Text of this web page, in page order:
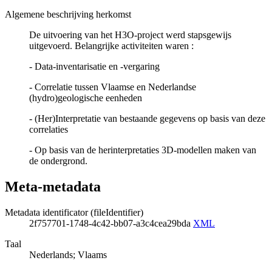
Algemene beschrijving herkomst
De uitvoering van het H3O-project werd stapsgewijs
uitgevoerd. Belangrijke activiteiten waren :
- Data-inventarisatie en -vergaring
- Correlatie tussen Vlaamse en Nederlandse
(hydro)geologische eenheden
- (Her)Interpretatie van bestaande gegevens op basis van deze
correlaties
- Op basis van de herinterpretaties 3D-modellen maken van
de ondergrond.
Meta-metadata
Metadata identificator (fileIdentifier)
2f757701-1748-4c42-bb07-a3c4cea29bda XML
Taal
Nederlands; Vlaams